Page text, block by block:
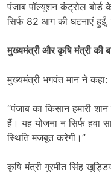
पंजाब पॉल्यूशन कंट्रोल
सिर्फ 82 आग की घटनाएं
मुख्यमंत्री और कृषि मंत्री की
मुख्यमंत्री भगवंत मान ने कहा:
“पंजाब का किसान हमारी
हैं। यह योजना न सिर्फ हवा
स्थिति मजबूत करेगी।”
कृषि मंत्री गुरमीत सिंह